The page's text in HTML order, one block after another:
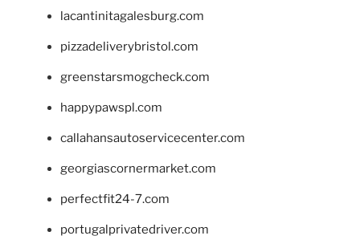
lacantinitagalesburg.com
pizzadeliverybristol.com
greenstarsmogcheck.com
happypawspl.com
callahansautoservicecenter.com
georgiascornermarket.com
perfectfit24-7.com
portugalprivatedriver.com